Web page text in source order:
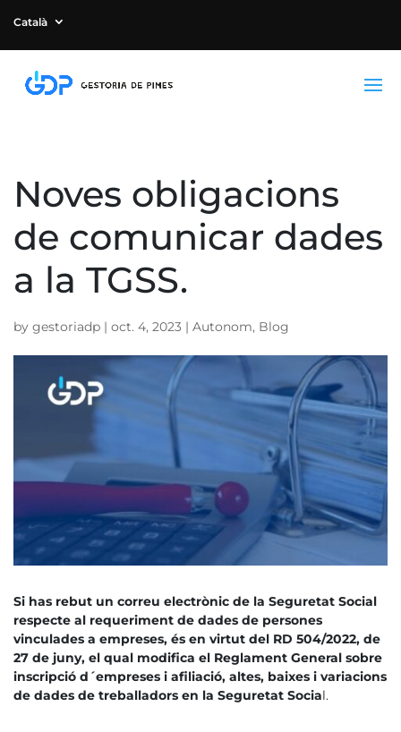
Català
Noves obligacions
de comunicar dades
a la TGSS.
by gestoriadp | oct. 4, 2023 | Autonom, Blog
Si has rebut un correu electrònic de la Seguretat Social
respecte al requeriment de dades de persones
vinculades a empreses, és en virtut del RD 504/2022, de
27 de juny, el qual modifica el Reglament General sobre
inscripció d´empreses i afiliació, altes, baixes i variacions
de dades de treballadors en la Seguretat Social.